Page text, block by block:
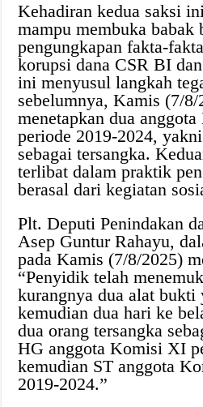
Kehadiran kedua saksi
mampu membuka babak
pengungkapan fakta-
korupsi dana CSR BI
ini menyusul langkah
sebelumnya, Kamis (7/
menetapkan dua
periode 2019-2024,
sebagai tersangka.
terlibat dalam praktik
berasal dari kegiatan
Plt. Deputi Penindakan
Asep Guntur Rahayu,
pada Kamis (7/8/2025)
“Penyidik telah
kurangnya dua alat bukti
kemudian dua hari ke
dua orang tersangka
HG anggota Komisi XI
kemudian ST anggota
2019-2024.”